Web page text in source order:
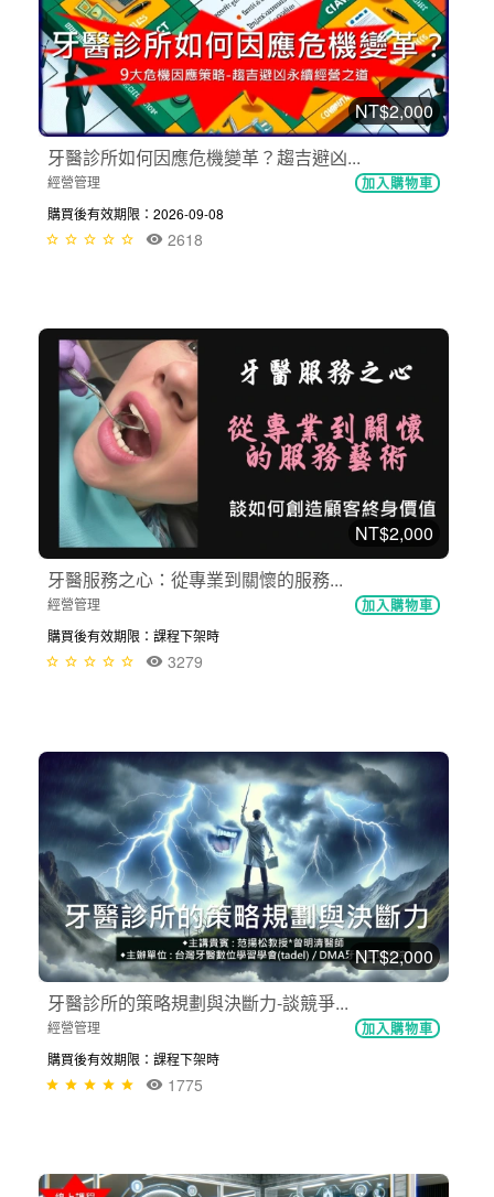
NT$2,000
牙醫診所如何因應危機變革？趨吉避凶...
經營管理 加入購物車
購買後有效期限：2026-09-08
2618
NT$2,000
牙醫服務之心：從專業到關懷的服務...
經營管理 加入購物車
購買後有效期限：課程下架時
3279
NT$2,000
牙醫診所的策略規劃與決斷力-談競爭...
經營管理 加入購物車
購買後有效期限：課程下架時
1775